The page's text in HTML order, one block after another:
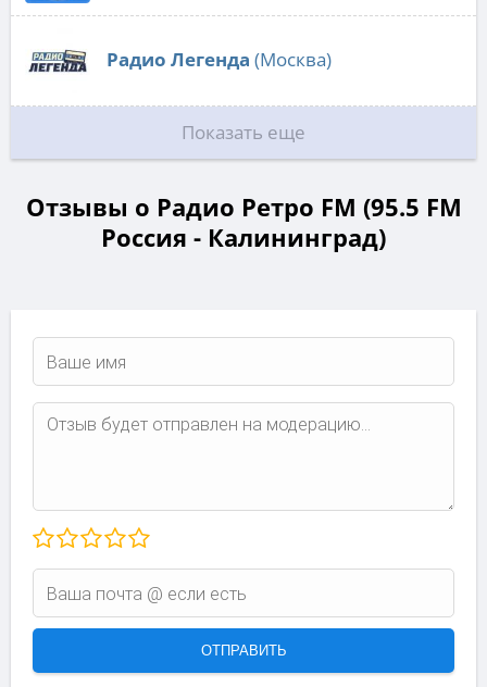
Радио Легенда (Москва)
Показать еще
Отзывы о Радио Ретро FM (95.5 FM
Россия - Калининград)